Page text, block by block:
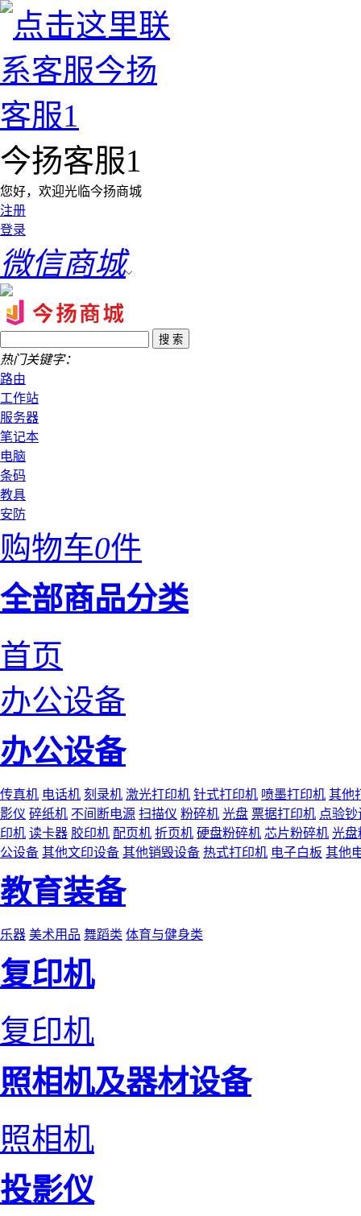
今扬客服1
您好，欢迎光临今扬商城
注册
登录
微信商城
热门关键字：
路由
工作站
服务器
笔记本
电脑
条码
教具
安防
购物车0件
全部商品分类
首页
办公设备
办公设备
传真机 电话机 刻录机 激光打印机 针式打印机 喷墨打印机 其他
影仪 碎纸机 不间断电源 扫描仪 粉碎机 光盘 票据打印机 点验钞
印机 读卡器 胶印机 配页机 折页机 硬盘粉碎机 芯片粉碎机 光盘
公设备 其他文印设备 其他销毁设备 热式打印机 电子白板 其他
教育装备
乐器 美术用品 舞蹈类 体育与健身类
复印机
复印机
照相机及器材设备
照相机
投影仪